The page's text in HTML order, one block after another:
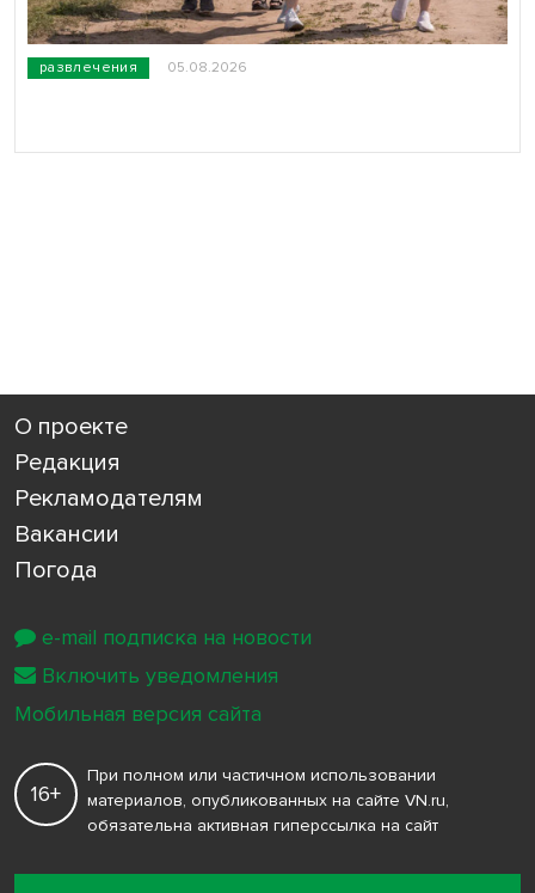
развлечения 05.08.2026
О проекте
Редакция
Рекламодателям
Вакансии
Погода
16+
При полном или частичном использовании
материалов, опубликованных на сайте VN.ru,
обязательна активная гиперссылка на сайт
e-mail подписка на новости
Включить уведомления
Мобильная версия сайта